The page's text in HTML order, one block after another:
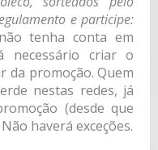
e participe:
tenha conta em
necessário criar o
da promoção. Quem
nestas redes, já
(desde que
haverá exceções.